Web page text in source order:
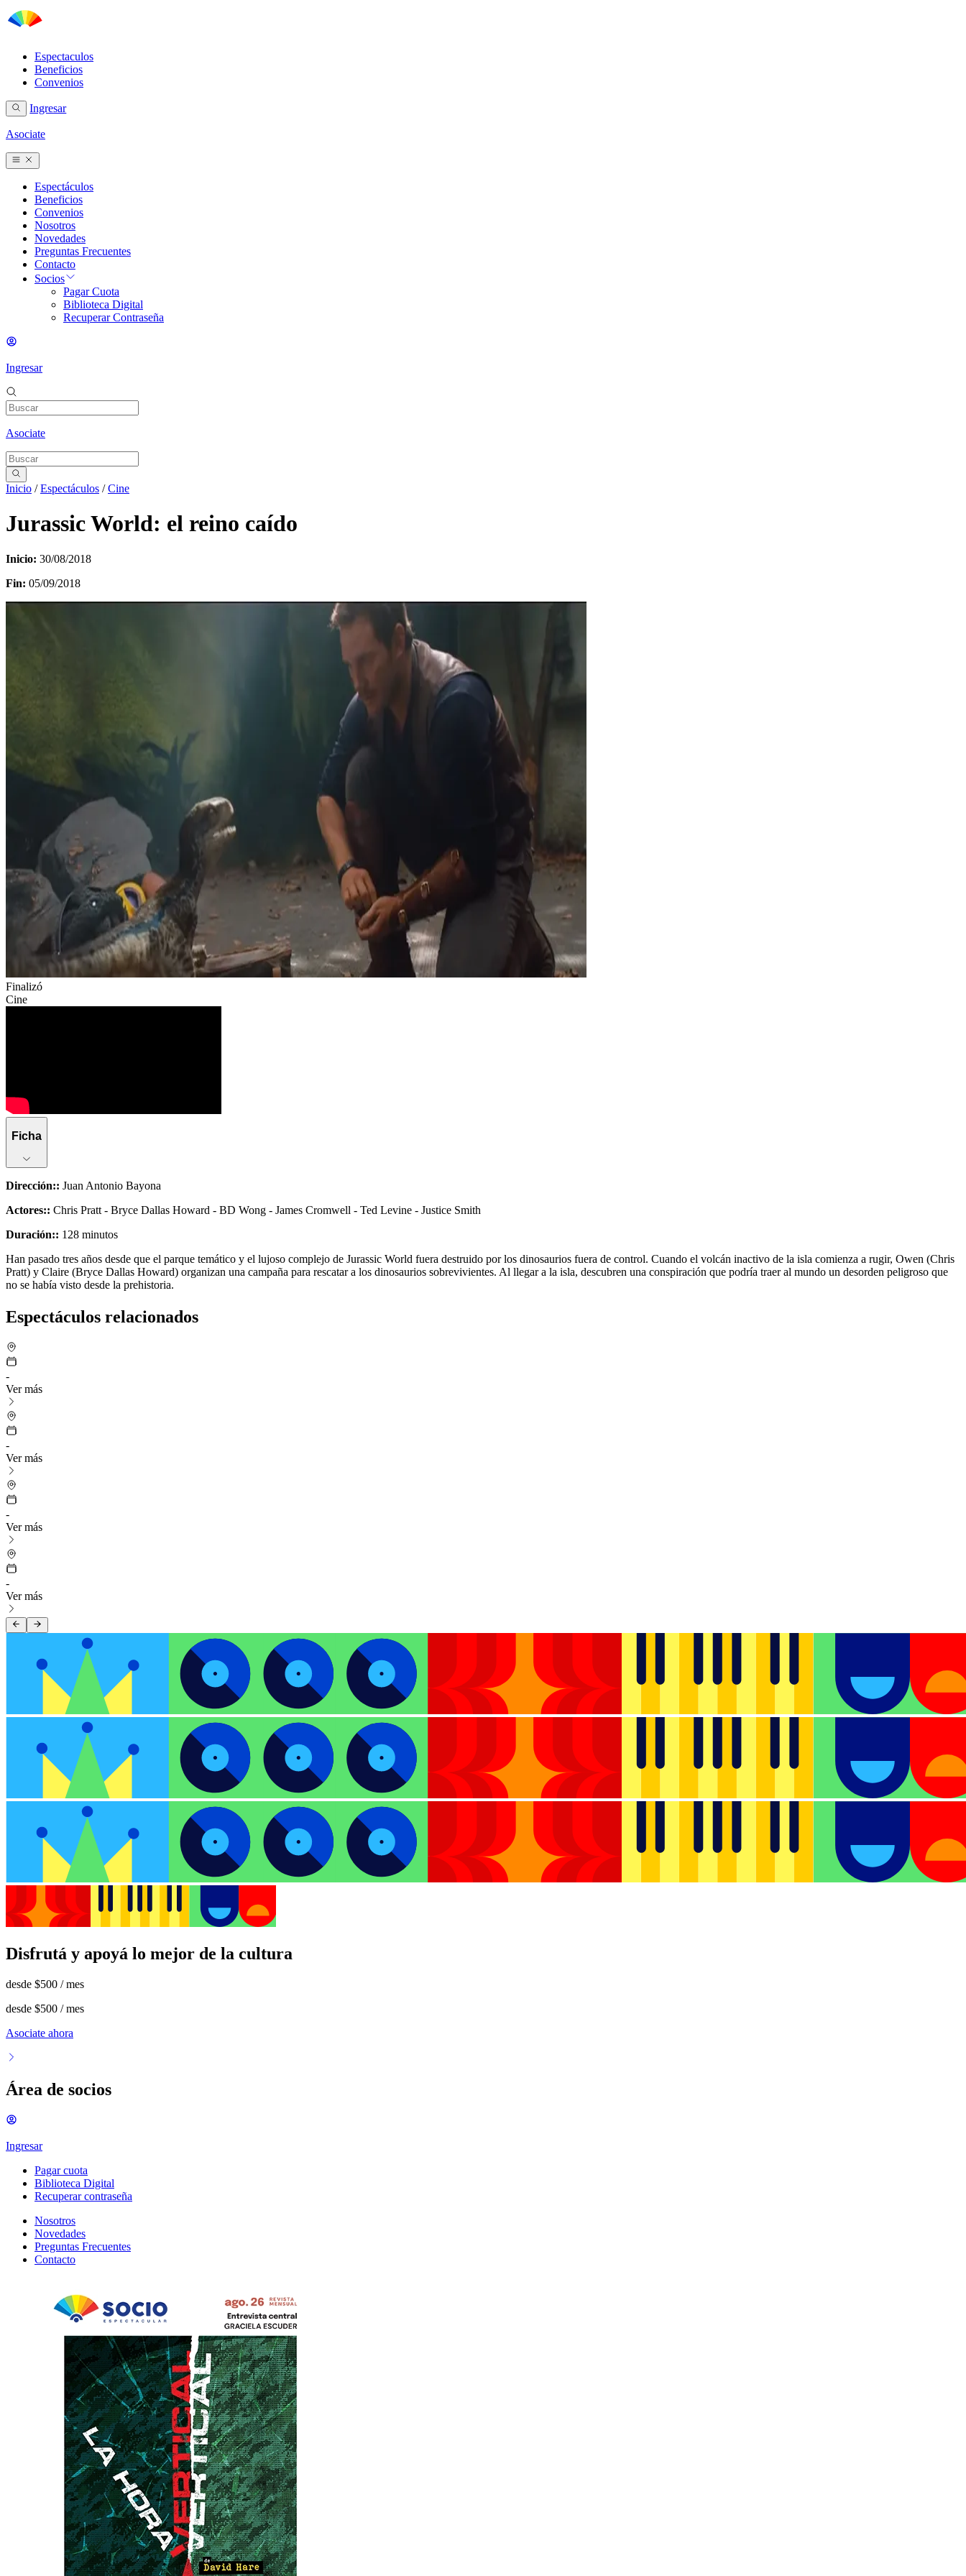
Espectaculos
Beneficios
Convenios
Ingresar
Asociate
Espectáculos
Beneficios
Convenios
Nosotros
Novedades
Preguntas Frecuentes
Contacto
Socios
Pagar Cuota
Biblioteca Digital
Recuperar Contraseña
Ingresar
Asociate
Inicio /Espectáculos /Cine
Jurassic World: el reino caído
Inicio: 30/08/2018
Fin: 05/09/2018
Finalizó
Cine
Ficha
Dirección:: Juan Antonio Bayona
Actores:: Chris Pratt - Bryce Dallas Howard - BD Wong - James Cromwell - Ted Levine - Justice Smith
Duración:: 128 minutos
Han pasado tres años desde que el parque temático y el lujoso complejo de Jurassic World fuera destruido por los dinosaurios fuera de control. Cuando el volcán inactivo de la isla comienza a rugir, Owen (Chris
Pratt) y Claire (Bryce Dallas Howard) organizan una campaña para rescatar a los dinosaurios sobrevivientes. Al llegar a la isla, descubren una conspiración que podría traer al mundo un desorden peligroso que
no se había visto desde la prehistoria.
Espectáculos relacionados
-
Ver más
-
Ver más
-
Ver más
-
Ver más
Disfrutá y apoyá lo mejor de la cultura
desde $500 / mes
desde $500 / mes
Asociate ahora
Área de socios
Ingresar
Pagar cuota
Biblioteca Digital
Recuperar contraseña
Nosotros
Novedades
Preguntas Frecuentes
Contacto